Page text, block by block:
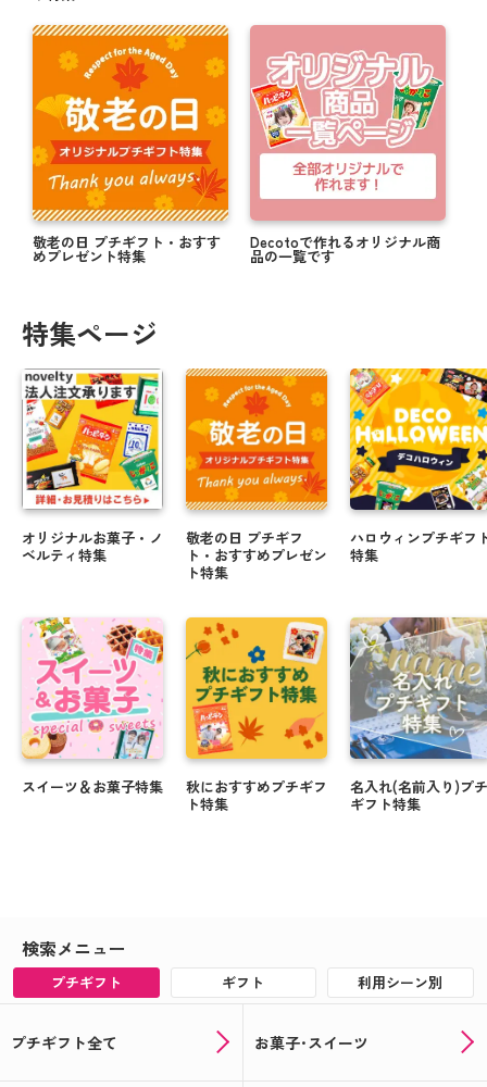
敬老の日 プチギフト・おすす
めプレゼント特集
Decotoで作れるオリジナル商
品の一覧です
特集ページ
オリジナルお菓子・ノ
ベルティ特集
スイーツ＆お菓子特集
敬老の日 プチギフ
ト・おすすめプレゼン
ト特集
秋におすすめプチギフ
ト特集
ハロウィンプチギフ
特集
名入れ(名前入り)プチ
ギフト特集
検索メニュー
プチギフト ギフト 利用シーン別
プチギフト全て お菓子･スイーツ